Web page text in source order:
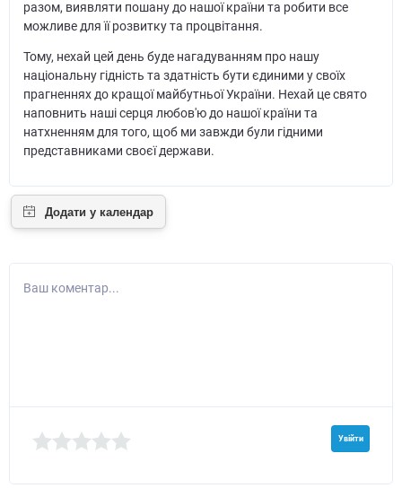
разом, виявляти пошану до нашої країни та робити все
можливе для її розвитку та процвітання.
Тому, нехай цей день буде нагадуванням про нашу
національну гідність та здатність бути єдиними у своїх
прагненнях до кращої майбутньої України. Нехай це свято
наповнить наші серця любов'ю до нашої країни та
натхненням для того, щоб ми завжди були гідними
представниками своєї держави.
Ваш коментар...
Увійти